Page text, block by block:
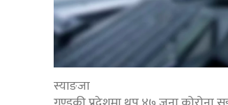
स्याङजा